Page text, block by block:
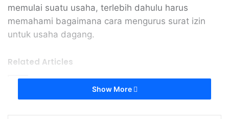
memulai suatu usaha, terlebih dahulu harus
memahami bagaimana cara mengurus surat izin
untuk usaha dagang.
Related Articles
Tips Sukses Menjalankan Usaha Rumah
Show More